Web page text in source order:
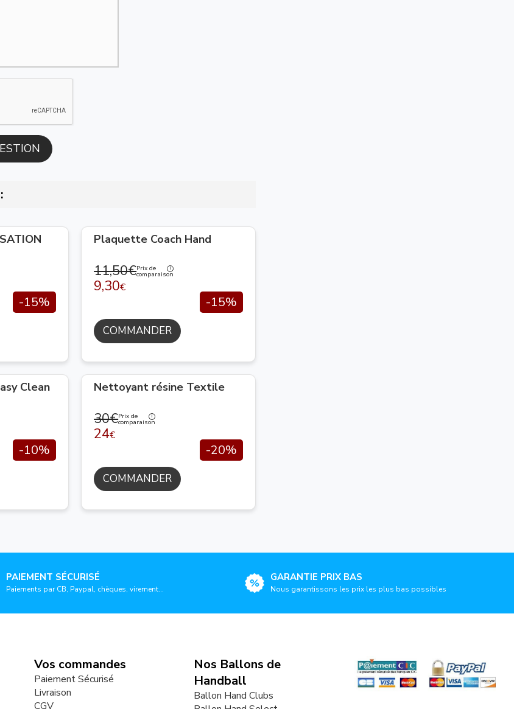
-15%
Plaquette Coach Hand
11,50€Prix de
comparaison
9,30€
-15%
COMMANDER
Clean
-10%
Nettoyant résine Textile
30€Prix de
comparaison
24€
-20%
COMMANDER
PAIEMENT SÉCURISÉ
Paiements par CB, Paypal, chèques, virement...
GARANTIE PRIX BAS
Nous garantissons les prix les plus bas possibles
Vos commandes
Paiement Sécurisé
Livraison
CGV
Nos Ballons de
Handball
Ballon Hand Clubs